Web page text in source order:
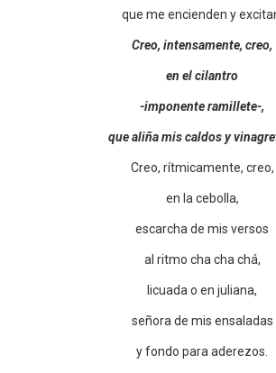
que me encienden y
Creo, intensamente, creo,
en el cilantro
-imponente ramillete-,
que aliña mis caldos y
Creo, rítmicamente, creo,
en la cebolla,
escarcha de mis versos
al ritmo cha cha chá,
licuada o en juliana,
señora de mis ensaladas
y fondo para aderezos.